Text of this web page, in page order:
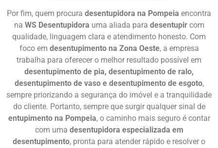
Por fim, quem procura desentupidora na Pompeia encontra
na WS Desentupidora uma aliada para desentupircom
qualidade, linguagem clara e atendimento honesto. Com
foco em desentupimento na Zona Oeste, a empresa
trabalha para oferecer o melhor resultado possível em
desentupimento de pia, desentupimento de ralo,
desentupimento de vaso e desentupimento de esgoto,
sempre priorizando a segurança do imóvel e a tranquilidade
do cliente. Portanto, sempre que surgir qualquer sinal de
entupimento na Pompeia, o caminho mais seguro é contar
com uma desentupidora especializada em
desentupimento, pronta para atender rápido e resolver o